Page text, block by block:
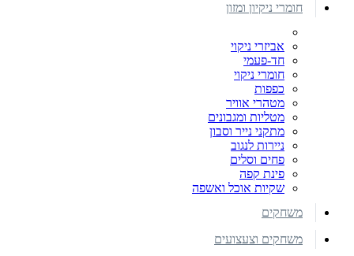
חומרי ניקיון ומזון
אביזרי ניקוי
חד-פעמי
חומרי ניקוי
כפפות
מטהרי אוויר
מטליות ומגבונים
מתקני נייר וסבון
ניירות לנגוב
פחים וסלים
פינת קפה
שקיות אוכל ואשפה
משחקים
משחקים וצעצועים